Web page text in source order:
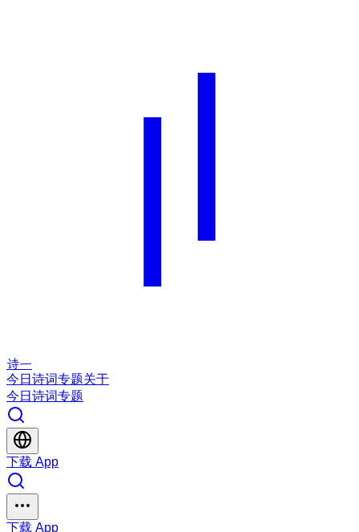
诗一
今日 诗词专题关于
今日 诗词专题
下载 App
下载 App